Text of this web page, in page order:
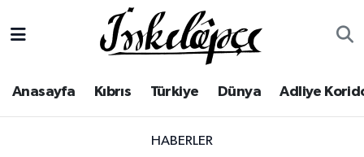
Anasayfa Kıbrıs Türkiye Dünya Adliye
HABERLER
Kıbrıs
Lefkoşa Nöbetçi Eczaneler
Lefkoşa Hava Durumu
Lefkoşa Trafik Yoğunluk Haritası